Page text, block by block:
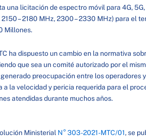
una licitación de espectro móvil para 4G, 5G,
– 2180 MHz, 2300 – 2330 MHz) para el
Millones.
ha dispuesto un cambio en la normativa
que sea un comité autorizado por el
preocupación entre los operadores
la velocidad y pericia requerida para el
atendidas durante muchos años.
Ministerial N° 303-2021-MTC/01, se